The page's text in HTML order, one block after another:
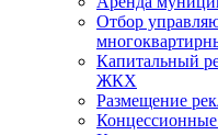
Отбор
Капитальный
ЖКХ
Размещение